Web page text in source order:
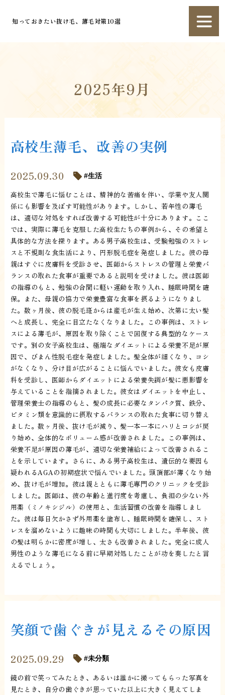
知っておきたい抜け毛、薄毛対策10選
2025年9月
高校生薄毛、改善の実例
2025.09.30 生活
高校生で薄毛に悩むことは、精神的な苦痛を伴い、学業や友人関
係にも影響を及ぼす可能性があります。しかし、若年性の薄毛
は、適切な対処をすれば改善する可能性が十分にあります。ここ
では、実際に薄毛を克服した高校生たちの事例から、その希望と
具体的な方法を探ります。ある男子高校生は、受験勉強のストレ
スと不規則な食生活により、円形脱毛症を発症しました。彼の母
親はすぐに皮膚科を受診させ、医師からストレスの管理と栄養バ
ランスの取れた食事が重要であると説明を受けました。彼は医師
の指導のもと、勉強の合間に軽い運動を取り入れ、睡眠時間を確
保。また、母親の協力で栄養豊富な食事を摂るようになりまし
た。数ヶ月後、彼の脱毛斑からは産毛が生え始め、次第に太い髪
へと成長し、完全に目立たなくなりました。この事例は、ストレ
スによる薄毛が、原因を取り除くことで回復する典型的なケース
です。別の女子高校生は、極端なダイエットによる栄養不足が原
因で、びまん性脱毛症を発症しました。髪全体が細くなり、コシ
がなくなり、分け目が広がることに悩んでいました。彼女も皮膚
科を受診し、医師からダイエットによる栄養失調が髪に悪影響を
与えていることを指摘されました。彼女はダイエットを中止し、
管理栄養士の指導のもと、髪の成長に必要なタンパク質、鉄分、
ビタミン類を意識的に摂取するバランスの取れた食事に切り替え
ました。数ヶ月後、抜け毛が減り、髪一本一本にハリとコシが戻
り始め、全体的なボリューム感が改善されました。この事例は、
栄養不足が原因の薄毛が、適切な栄養補給によって改善されるこ
とを示しています。さらに、ある男子高校生は、遺伝的な要因も
疑われるAGAの初期症状で悩んでいました。頭頂部が薄くなり始
め、抜け毛が増加。彼は親とともに薄毛専門のクリニックを受診
しました。医師は、彼の年齢と進行度を考慮し、負担の少ない外
用薬（ミノキシジル）の使用と、生活習慣の改善を指導しまし
た。彼は毎日欠かさず外用薬を塗布し、睡眠時間を確保し、スト
レスを溜めないように趣味の時間も大切にしました。半年後、彼
の髪は明らかに密度が増し、太さも改善されました。完全に成人
男性のような薄毛になる前に早期対処したことが功を奏したと言
えるでしょう。
笑顔で歯ぐきが見えるその原因
2025.09.29 未分類
鏡の前で笑ってみたとき、あるいは誰かに撮ってもらった写真を
見たとき、自分の歯ぐきが思っていた以上に大きく見えてしま